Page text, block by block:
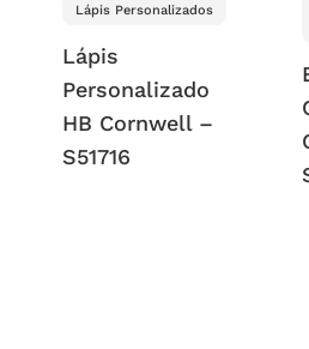
Lápis Personalizados
Lápis
Personalizado
HB Cornwell –
S51716